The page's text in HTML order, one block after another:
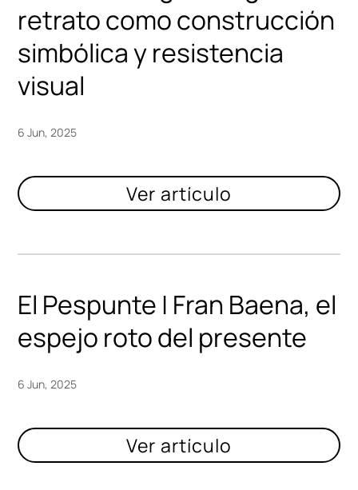
retrato como construcción
simbólica y resistencia
visual
6 Jun, 2025
El Pespunte | Fran Baena, el
espejo roto del presente
6 Jun, 2025